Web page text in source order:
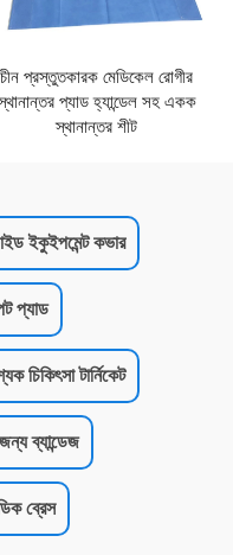
চীন প্রস্তুতকারক মেডিকেল রোগীর
প্যাড হ্যান্ডেল সহ একক
স্থানান্তর শীট
ইকুইপমেন্ট কভার
প্যাড
চিকিৎসা টার্নিকেট
ব্যান্ডেজ
ব্রেস